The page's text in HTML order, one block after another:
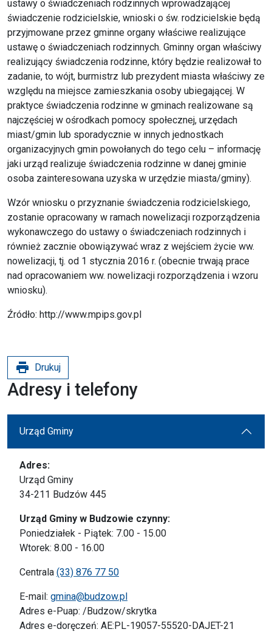
ustawy o świadczeniach rodzinnych wprowadzającej
świadczenie rodzicielskie, wnioski o św. rodzicielskie będą
przyjmowane przez gminne organy właściwe realizujące
ustawę o świadczeniach rodzinnych. Gminny organ właściwy
realizujący świadczenia rodzinne, który będzie realizował to
zadanie, to wójt, burmistrz lub prezydent miasta właściwy ze
względu na miejsce zamieszkania osoby ubiegającej. W
praktyce świadczenia rodzinne w gminach realizowane są
najczęściej w ośrodkach pomocy społecznej, urzędach
miast/gmin lub sporadycznie w innych jednostkach
organizacyjnych gmin powołanych do tego celu – informację
jaki urząd realizuje świadczenia rodzinne w danej gminie
osoba zainteresowana uzyska w urzędzie miasta/gminy).
Wzór wniosku o przyznanie świadczenia rodzicielskiego,
zostanie opracowany w ramach nowelizacji rozporządzenia
wykonawczego do ustawy o świadczeniach rodzinnych i
również zacznie obowiązywać wraz z wejściem życie ww.
nowelizacji, tj. od 1 stycznia 2016 r. (obecnie trwają prace
nad opracowaniem ww. nowelizacji rozporządzenia i wzoru
wniosku).
Źródło: http://www.mpips.gov.pl
print Drukuj
Adresy i telefony
Urząd Gminy
Adres:
Urząd Gminy
34-211 Budzów 445
Urząd Gminy w Budzowie czynny:
Poniedziałek - Piątek: 7.00 - 15.00
Wtorek: 8.00 - 16.00
Centrala (33) 876 77 50
E-mail: gmina@budzow.pl
Adres e-Puap: /Budzow/skrytka
Adres e-doręczeń: AE:PL-19057-55520-DAJET-21